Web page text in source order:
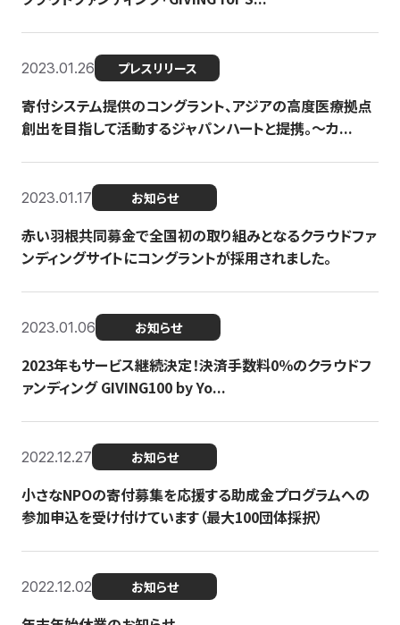
2023.01.26 プレスリリース
寄付システム提供のコングラント、アジアの高度医療拠点
創出を目指して活動するジャパンハートと提携。〜カ...
2023.01.17 お知らせ
赤い羽根共同募金で全国初の取り組みとなるクラウドファ
ンディングサイトにコングラントが採用されました。
2023.01.06 お知らせ
2023年もサービス継続決定！決済手数料0％のクラウドフ
ァンディング GIVING100 by Yo...
2022.12.27 お知らせ
小さなNPOの寄付募集を応援する助成金プログラムへの
参加申込を受け付けています（最大100団体採択）
2022.12.02 お知らせ